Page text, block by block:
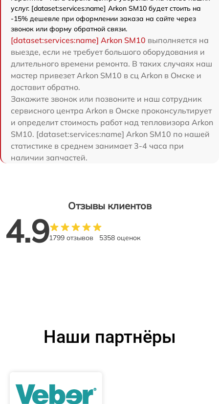
услуг. [dataset:services:name] Arkon SM10 будет стоить на
-15% дешевле при оформлении заказа на сайте через
звонок или форму обратной связи.
[dataset:services:name] Arkon SM10 выполняется на
выезде, если не требует большого оборудования и
длительного времени ремонта. В таких случаях наш
мастер привезет Arkon SM10 в сц Arkon в Омске и
доставит обратно.
Закажите звонок или позвоните и наш сотрудник
сервисного центра Arkon в Омске проконсультирует
и определит стоимость работ над тепловизора Arkon
SM10. [dataset:services:name] Arkon SM10 по нашей
статистике в среднем занимает 3-4 часа при
наличии запчастей.
Отзывы клиентов
4.91799 отзывов 5358 оценок
Наши партнёры